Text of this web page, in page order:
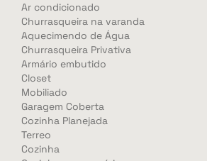
Ar condicionado
Churrasqueira na varanda
Aquecimendo de Água
Churrasqueira Privativa
Armário embutido
Closet
Mobiliado
Garagem Coberta
Cozinha Planejada
Terreo
Cozinha